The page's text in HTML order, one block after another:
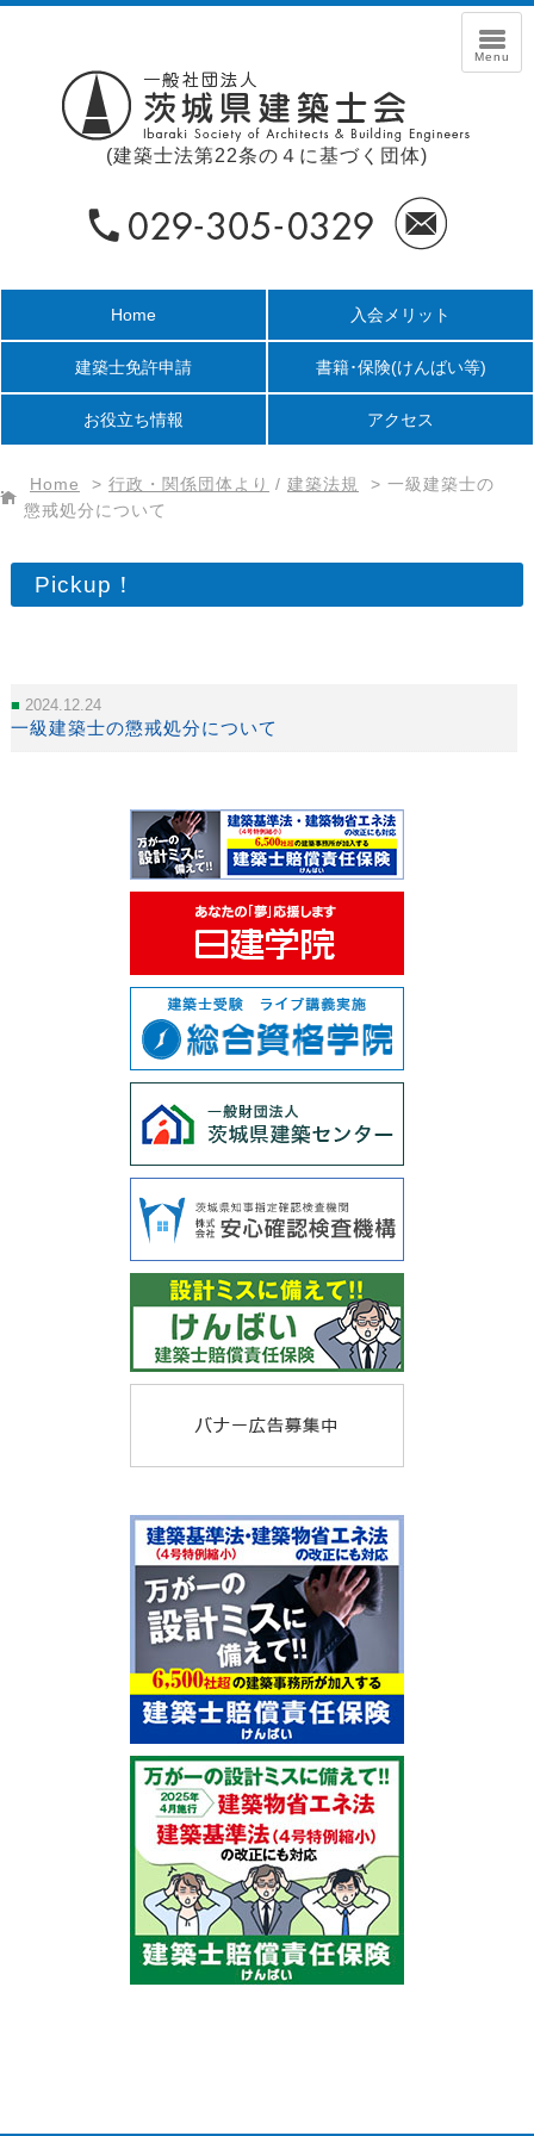
(建築士法第22条の４に基づく団体)
Home 入会メリット
建築士免許申請 書籍･保険(けんばい等)
お役立ち情報 アクセス
Home > 行政・関係団体より / 建築法規 > 一級建築士の
懲戒処分について
Pickup！
2024.12.24
一級建築士の懲戒処分について